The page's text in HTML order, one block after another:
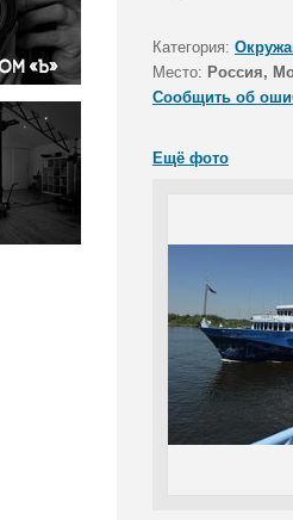
Категория:
Место: Россия,
Сообщить об
Ещё фото